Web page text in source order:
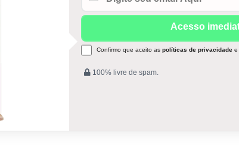
Confirmo que aceito as políticas de privacidadee
100% livre de spam.